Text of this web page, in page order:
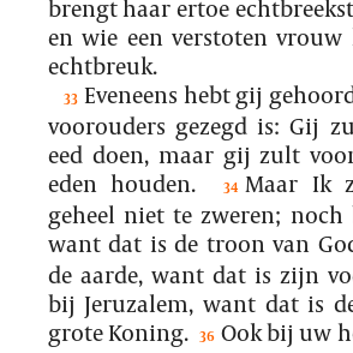
brengt haar ertoe
en wie een verstoten vrouw
echtbreuk.
33 Eveneens hebt gij
voorouders gezegd is: Gij
eed doen, maar gij zult
eden houden.
34 Maar Ik
geheel niet te zweren;
want dat is de troon van
de aarde, want dat is zijn
bij Jeruzalem, want dat is
grote Koning. 36 Ook bij uw